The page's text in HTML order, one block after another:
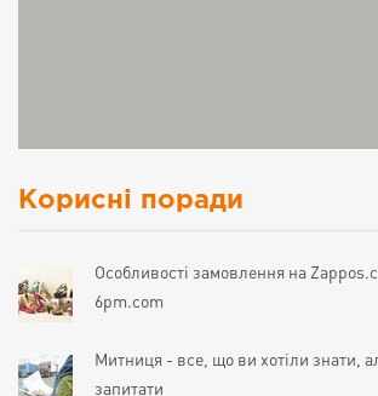
Корисні поради
Особливості замовлення на
6pm.com
Митниця - все, що ви хотіли знати,
запитати